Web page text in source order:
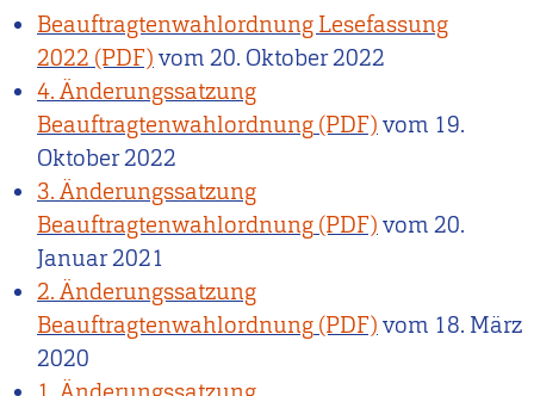
English
instead.
Beauftragtenwahlordnung Lesefassung
2022
vom20. Oktober 2022
4. Änderungssatzung
Beauftragtenwahlordnung
vom 19.
Oktober 2022
3. Änderungssatzung
Beauftragtenwahlordnung
vom20.
Januar 2021
2. Änderungssatzung
Beauftragtenwahlordnung
vom 18. März
2020